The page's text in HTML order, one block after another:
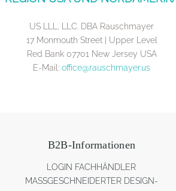
US LLL, LLC. DBA Rauschmayer
17 Monmouth Street | Upper Level
Red Bank 07701 New Jersey USA
E-Mail: office@rauschmayer.us
B2B-Informationen
LOGIN FACHHÄNDLER
MASSGESCHNEIDERTER DESIGN-